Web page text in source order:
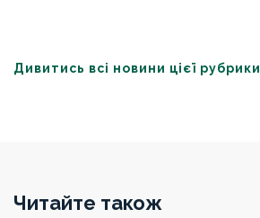
Дивитись всі новини цієї рубрики
Читайте також